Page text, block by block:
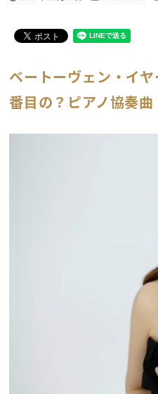
ベートーヴェン・イ
番目の？ピアノ協奏曲